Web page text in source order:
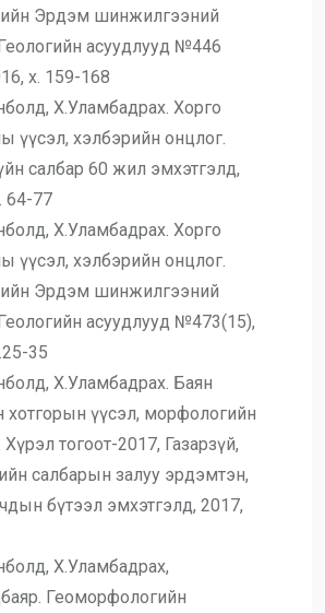
Эрдэм шинжилгээний
асуудлууд №446
х. 159-168
Х.Уламбадрах. Хорго
үүсэл, хэлбэрийн онцлог.
салбар 60 жил эмхэтгэлд,
64-77
Х.Уламбадрах. Хорго
үүсэл, хэлбэрийн онцлог.
Эрдэм шинжилгээний
асуудлууд №473(15),
35
Х.Уламбадрах. Баян
хотгорын үүсэл, морфологийн
Хүрэл тогоот-2017, Газарзүй,
салбарын залуу эрдэмтэн,
бүтээл эмхэтгэлд, 2017,
Х.Уламбадрах,
Геоморфологийн